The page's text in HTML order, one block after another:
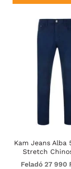
Kam Jeans Alba
Stretch
Feladó 27 990